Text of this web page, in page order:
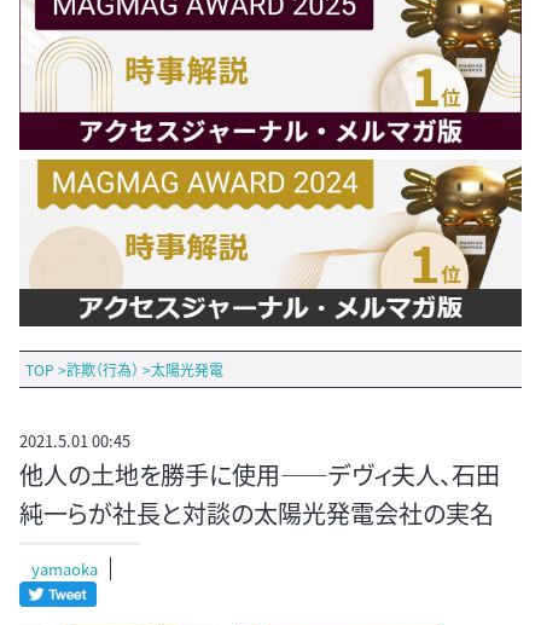
TOP >詐欺（行為） >太陽光発電
2021.5.01 00:45
他人の土地を勝手に使用――デヴィ夫人、石田
純一らが社長と対談の太陽光発電会社の実名
yamaoka